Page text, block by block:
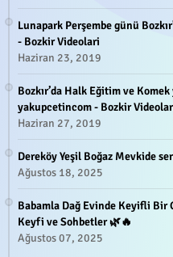
Lunapark Perşembe günü
- Bozkir Videolari
Haziran 23, 2019
Bozkır’da Halk Eğitim ve
yakupcetincom - Bozkir
Haziran 27, 2019
Dereköy Yeşil Boğaz Mevkide
Ağustos 18, 2025
Babamla Dağ Evinde Keyifli Bir
Keyfi ve Sohbetler 🌿🔥
Ağustos 07, 2025